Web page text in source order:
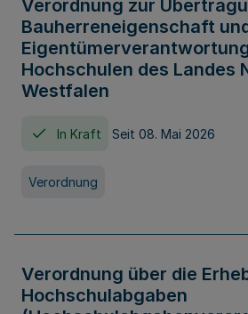
Verordnung zur
Bauherreneigenschaft
Hochschulen des Landes
Westfalen
In Kraft Seit 08. Mai 2026
Verordnung
Verordnung über die
Hochschulabgaben